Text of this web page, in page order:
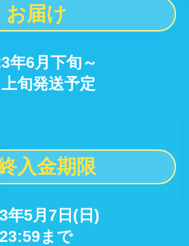
お届け
年6月下旬～
旬発送予定
入金期限
年5月7日(日)
23:59まで